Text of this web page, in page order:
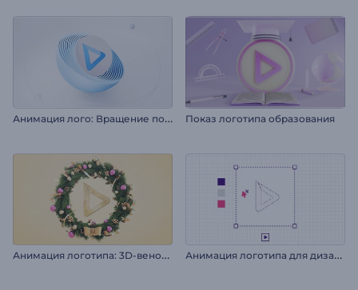
А
нимация лого: Вращение полусферы Показ логотипа образования
А
нимация логотипа: 3D-венок на Рождество А
нимация логотипа для дизайнера